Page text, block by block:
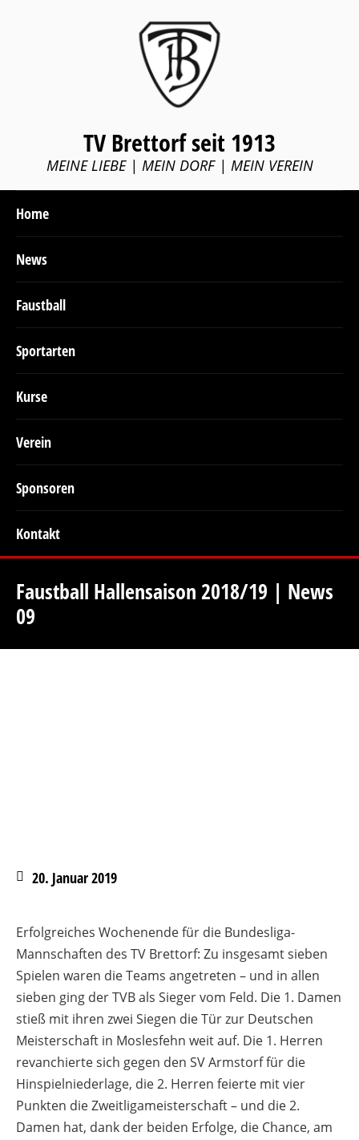
TV Brettorf seit 1913
MEINE LIEBE | MEIN DORF | MEIN VEREIN
Home
News
Faustball
Sportarten
Kurse
Verein
Sponsoren
Kontakt
Faustball Hallensaison 2018/19 | News
09
20. Januar 2019
Erfolgreiches Wochenende für die Bundesliga-
Mannschaften des TV Brettorf: Zu insgesamt sieben
Spielen waren die Teams angetreten – und in allen
sieben ging der TVB als Sieger vom Feld. Die 1. Damen
stieß mit ihren zwei Siegen die Tür zur Deutschen
Meisterschaft in Moslesfehn weit auf. Die 1. Herren
revanchierte sich gegen den SV Armstorf für die
Hinspielniederlage, die 2. Herren feierte mit vier
Punkten die Zweitligameisterschaft – und die 2.
Damen hat, dank der beiden Erfolge, die Chance, am